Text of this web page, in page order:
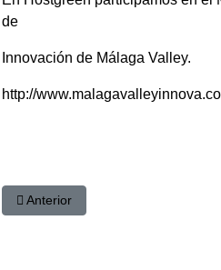
de
Innovación de Málaga Valley.
http://
Artículo anterior: Hostgreen
Anterior